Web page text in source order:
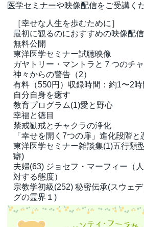
医学セミナーや映像配信をご受講く
［幸せな人生を歩むために］
最初に観るのにおすすめの映像配信
無料公開
東洋医学セミナー試聴映像
ガヤトリー・マントラと７つのチ
神々からの警告（2）
有料（550円） 収録時間：約1〜2時
自分自身を癒す
教育プログラム(1)愛と野心
幸福と徳目
禁戒勧戒とチャクラの浄化
「幸せを開く7つの扉」進化段階と
東洋医学セミナー雑談集(1)五行類
癖)
夫婦(63) ジョセフ・マーフィー（
対する態度）
宗教学初級(252) 秘密伝承(スウェ
グの霊界１)